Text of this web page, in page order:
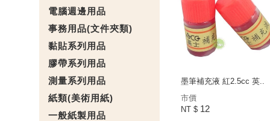
電腦週邊用品
事務用品(文件夾類)
黏貼系列用品
膠帶系列用品
測量系列用品
紙類(美術用紙)
一般紙製用品
墨筆補充液 紅2.5cc 英..
市價
NT $ 12